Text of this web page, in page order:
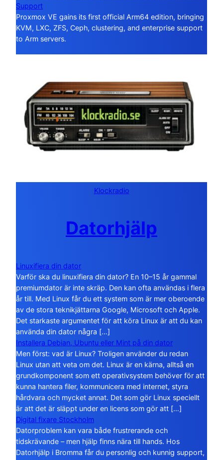
Support
Proxmox VE gains its first official Arm64 edition, bringing
KVM, LXC, ZFS, Ceph, clustering, and enterprise support
to Arm servers.
Klockradio
Datorhjälp
Linuxifiera din dator
Varför ska du linuxifiera din dator? En 10–15 år gammal
premiumdator är inte skräp. Den kan ofta användas i flera
år till. Med Linux får du ett system som är mer oberoende
av de stora teknikjättarna Google, Microsoft och Apple.
Det starkaste argumentet för att köra Linux är att du kan
använda din dator några […]
Installera Debian, Ubuntu eller Mint på din dator
Men först: vad är Linux? Troligen använder du redan
Linux utan att veta om det. Linux är en kärna, alltså en
grundkomponent som ett operativsystem behöver för att
kunna hantera filer, kommunicera med internet, styra
hårdvara och mycket annat. Det som gör Linux speciellt
är att det är släppt under en licens som gör att […]
Digital fixare Stockholm
Datorproblem kan vara både frustrerande och
tidskrävande – men hjälp finns nära till hands. Hos
Datorhjälp i Bromma får du personlig och kunnig support,